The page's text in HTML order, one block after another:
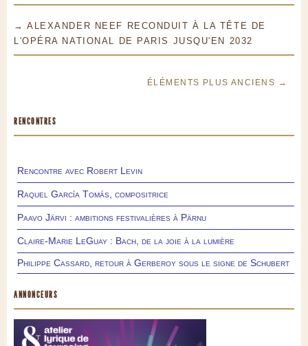
→ ALEXANDER NEEF RECONDUIT À LA TÊTE DE
L'OPÉRA NATIONAL DE PARIS JUSQU'EN 2032
ÉLÉMENTS PLUS ANCIENS →
RENCONTRES
Rencontre avec Robert Levin
Raquel García Tomás, compositrice
Paavo Järvi : ambitions festivalières à Pärnu
Claire-Marie LeGuay : Bach, de la joie à la lumière
Philippe Cassard, retour à Gerberoy sous le signe de Schubert
ANNONCEURS